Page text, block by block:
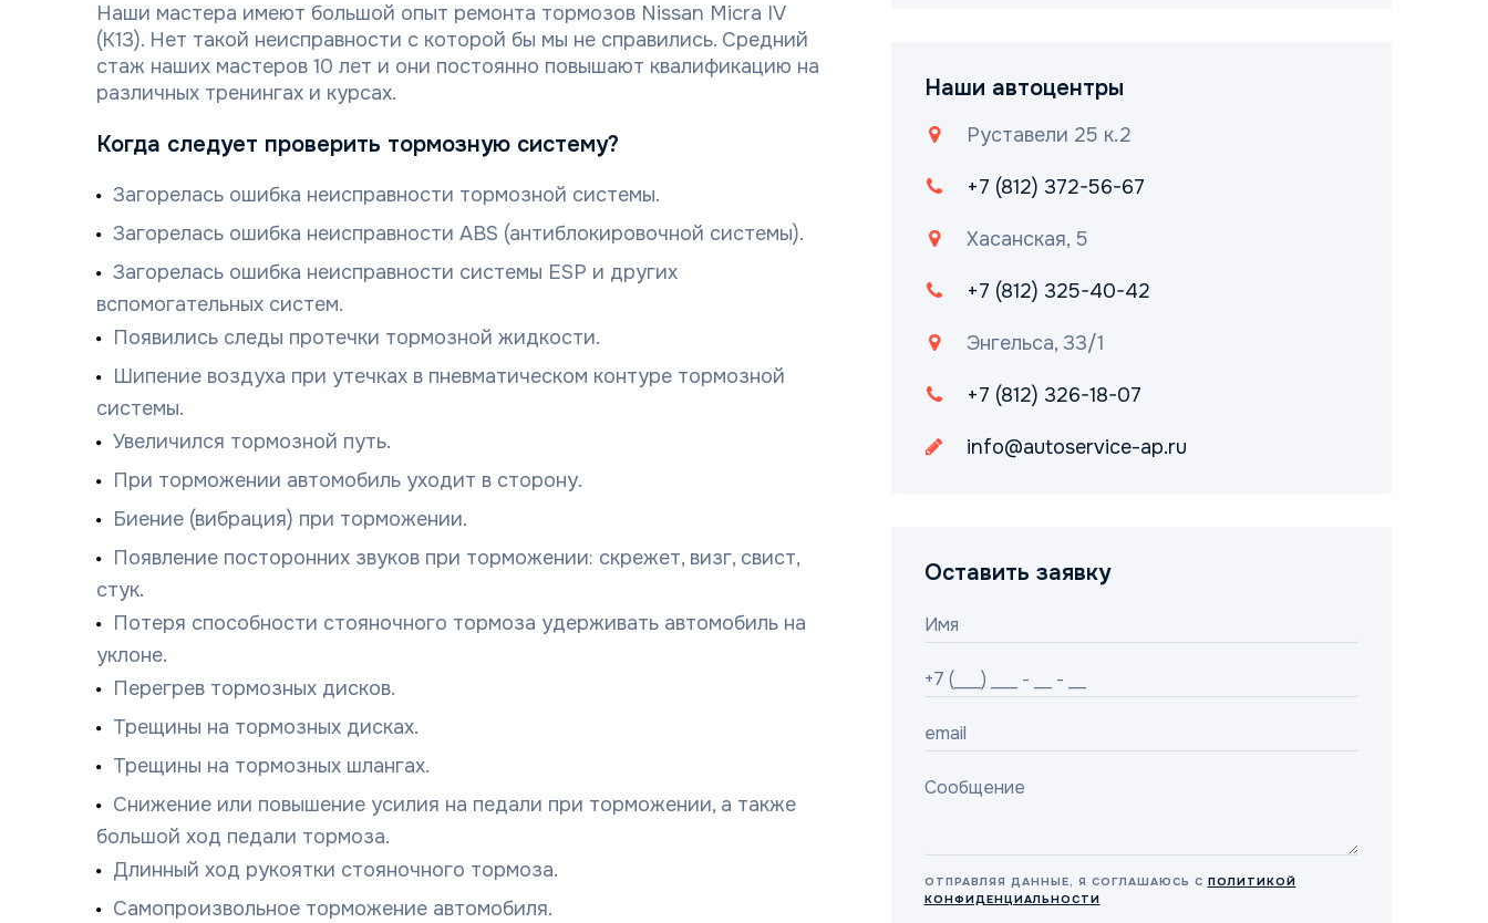
Наши мастера имеют большой опыт ремонта тормозов Nissan Micra IV
(K13). Нет такой неисправности с которой бы мы не справились. Средний
стаж наших мастеров 10 лет и они постоянно повышают квалификацию на
различных тренингах и курсах.
Когда следует проверить тормозную систему?
Загорелась ошибка неисправности тормозной системы.
Загорелась ошибка неисправности ABS (антиблокировочной системы).
Загорелась ошибка неисправности системы ESP и других
вспомогательных систем.
Появились следы протечки тормозной жидкости.
Шипение воздуха при утечках в пневматическом контуре тормозной
системы.
Увеличился тормозной путь.
При торможении автомобиль уходит в сторону.
Биение (вибрация) при торможении.
Появление посторонних звуков при торможении: скрежет, визг, свист,
стук.
Потеря способности стояночного тормоза удерживать автомобиль на
уклоне.
Перегрев тормозных дисков.
Трещины на тормозных дисках.
Трещины на тормозных шлангах.
Снижение или повышение усилия на педали при торможении, а также
большой ход педали тормоза.
Длинный ход рукоятки стояночного тормоза.
Самопроизвольное торможение автомобиля.
Наши автоцентры
Руставели 25 к.2
+7 (812) 372-56-67
Хасанская, 5
+7 (812) 325-40-42
Энгельса, 33/1
+7 (812) 326-18-07
info@autoservice-ap.ru
Оставить заявку
ОТПРАВЛЯЯ ДАННЫЕ, Я СОГЛАШАЮСЬ С ПОЛИТИКОЙ
КОНФИДЕНЦИАЛЬНОСТИ